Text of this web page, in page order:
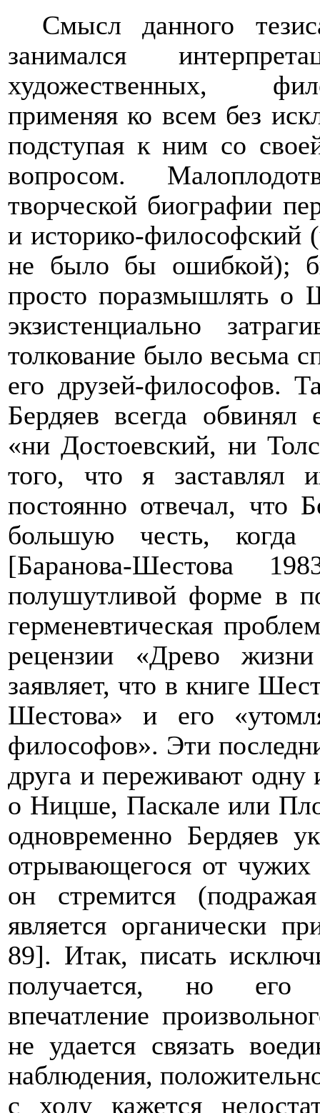
Смысл данного
занимался
художественных,
применяя ко всем без
подступая к ним со
вопросом.
творческой биографии
и историко-философский
не было бы ошибкой);
просто поразмышлять о
экзистенциально
толкование было весьма
его друзей-философов.
Бердяев всегда обвинял
«ни Достоевский, ни
того, что я заставлял
постоянно отвечал, что
большую честь, когда
[Баранова-Шестова
полушутливой форме в
герменевтическая
рецензии «Древо
заявляет, что в книге
Шестова» и его
философов». Эти
друга и переживают одну
о Ницше, Паскале или
одновременно Бердяев
отрывающегося от
он стремится
является органически
89]. Итак, писать
получается, но его
впечатление
не удается связать
наблюдения,
с ходу кажется